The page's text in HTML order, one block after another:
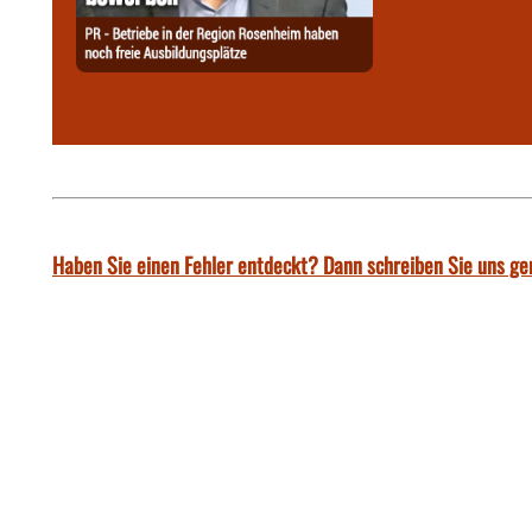
Haben Sie einen Fehler entdeckt? Dann schreiben Sie uns